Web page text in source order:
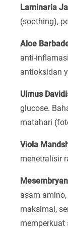
Laminaria
(soothing),
Aloe
anti-
antioksidan
Ulmus
glucose.
matahari
Viola
menetralisir
asam
maksimal,
memperkuat